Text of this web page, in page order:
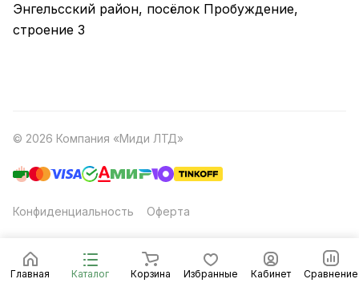
Главная Каталог Корзина Избранные Кабинет Сравнение
Энгельсский район, посёлок Пробуждение,
строение 3
© 2026 Компания «Миди ЛТД»
Конфиденциальность Оферта